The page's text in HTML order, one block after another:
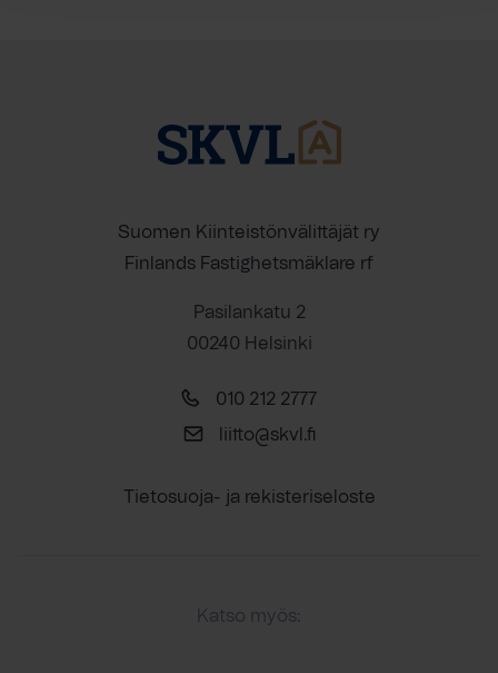
Suomen Kiinteistönvälittäjät ry
Finlands Fastighetsmäklare rf
Pasilankatu 2
00240 Helsinki
010 212 2777
liitto@skvl.fi
Tietosuoja- ja rekisteriseloste
Katso myös: